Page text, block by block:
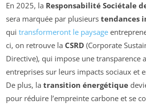
En 2025, la Responsabilité Sociétale
sera marquée par plusieurs tendances
qui transformeront le paysage
ci, on retrouve la CSRD (Corporate
Directive), qui impose une transparence
entreprises sur leurs impacts sociaux et
De plus, la transition énergétique
pour réduire l’empreinte carbone et se